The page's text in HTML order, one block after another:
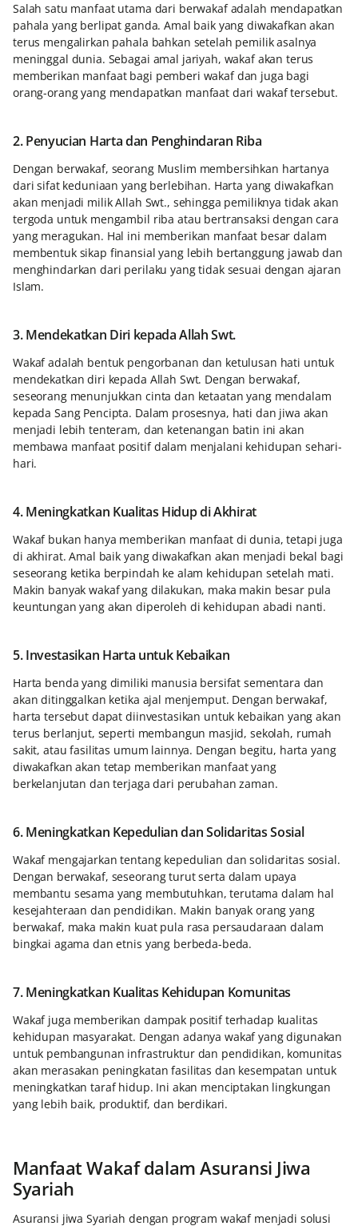
Salah satu manfaat utama dari berwakaf adalah mendapatkan
pahala yang berlipat ganda. Amal baik yang diwakafkan akan
terus mengalirkan pahala bahkan setelah pemilik asalnya
meninggal dunia. Sebagai amal jariyah, wakaf akan terus
memberikan manfaat bagi pemberi wakaf dan juga bagi
orang-orang yang mendapatkan manfaat dari wakaf tersebut.
2. Penyucian Harta dan Penghindaran Riba
Dengan berwakaf, seorang Muslim membersihkan hartanya
dari sifat keduniaan yang berlebihan. Harta yang diwakafkan
akan menjadi milik Allah Swt., sehingga pemiliknya tidak akan
tergoda untuk mengambil riba atau bertransaksi dengan cara
yang meragukan. Hal ini memberikan manfaat besar dalam
membentuk sikap finansial yang lebih bertanggung jawab dan
menghindarkan dari perilaku yang tidak sesuai dengan ajaran
Islam.
3. Mendekatkan Diri kepada Allah Swt.
Wakaf adalah bentuk pengorbanan dan ketulusan hati untuk
mendekatkan diri kepada Allah Swt. Dengan berwakaf,
seseorang menunjukkan cinta dan ketaatan yang mendalam
kepada Sang Pencipta. Dalam prosesnya, hati dan jiwa akan
menjadi lebih tenteram, dan ketenangan batin ini akan
membawa manfaat positif dalam menjalani kehidupan sehari-
hari.
4. Meningkatkan Kualitas Hidup di Akhirat
Wakaf bukan hanya memberikan manfaat di dunia, tetapi juga
di akhirat. Amal baik yang diwakafkan akan menjadi bekal bagi
seseorang ketika berpindah ke alam kehidupan setelah mati.
Makin banyak wakaf yang dilakukan, maka makin besar pula
keuntungan yang akan diperoleh di kehidupan abadi nanti.
5. Investasikan Harta untuk Kebaikan
Harta benda yang dimiliki manusia bersifat sementara dan
akan ditinggalkan ketika ajal menjemput. Dengan berwakaf,
harta tersebut dapat diinvestasikan untuk kebaikan yang akan
terus berlanjut, seperti membangun masjid, sekolah, rumah
sakit, atau fasilitas umum lainnya. Dengan begitu, harta yang
diwakafkan akan tetap memberikan manfaat yang
berkelanjutan dan terjaga dari perubahan zaman.
6. Meningkatkan Kepedulian dan Solidaritas Sosial
Wakaf mengajarkan tentang kepedulian dan solidaritas sosial.
Dengan berwakaf, seseorang turut serta dalam upaya
membantu sesama yang membutuhkan, terutama dalam hal
kesejahteraan dan pendidikan. Makin banyak orang yang
berwakaf, maka makin kuat pula rasa persaudaraan dalam
bingkai agama dan etnis yang berbeda-beda.
7. Meningkatkan Kualitas Kehidupan Komunitas
Wakaf juga memberikan dampak positif terhadap kualitas
kehidupan masyarakat. Dengan adanya wakaf yang digunakan
untuk pembangunan infrastruktur dan pendidikan, komunitas
akan merasakan peningkatan fasilitas dan kesempatan untuk
meningkatkan taraf hidup. Ini akan menciptakan lingkungan
yang lebih baik, produktif, dan berdikari.
Manfaat Wakaf dalam Asuransi Jiwa
Syariah
Asuransi jiwa Syariah dengan program wakaf menjadi solusi